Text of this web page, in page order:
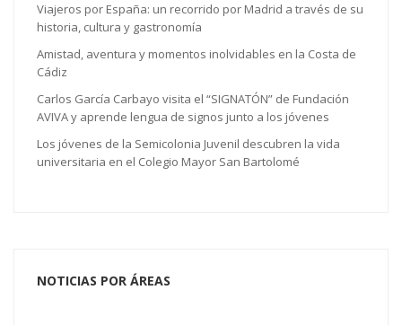
Viajeros por España: un recorrido por Madrid a través de su
historia, cultura y gastronomía
Amistad, aventura y momentos inolvidables en la Costa de
Cádiz
Carlos García Carbayo visita el “SIGNATÓN” de Fundación
AVIVA y aprende lengua de signos junto a los jóvenes
Los jóvenes de la Semicolonia Juvenil descubren la vida
universitaria en el Colegio Mayor San Bartolomé
NOTICIAS POR ÁREAS